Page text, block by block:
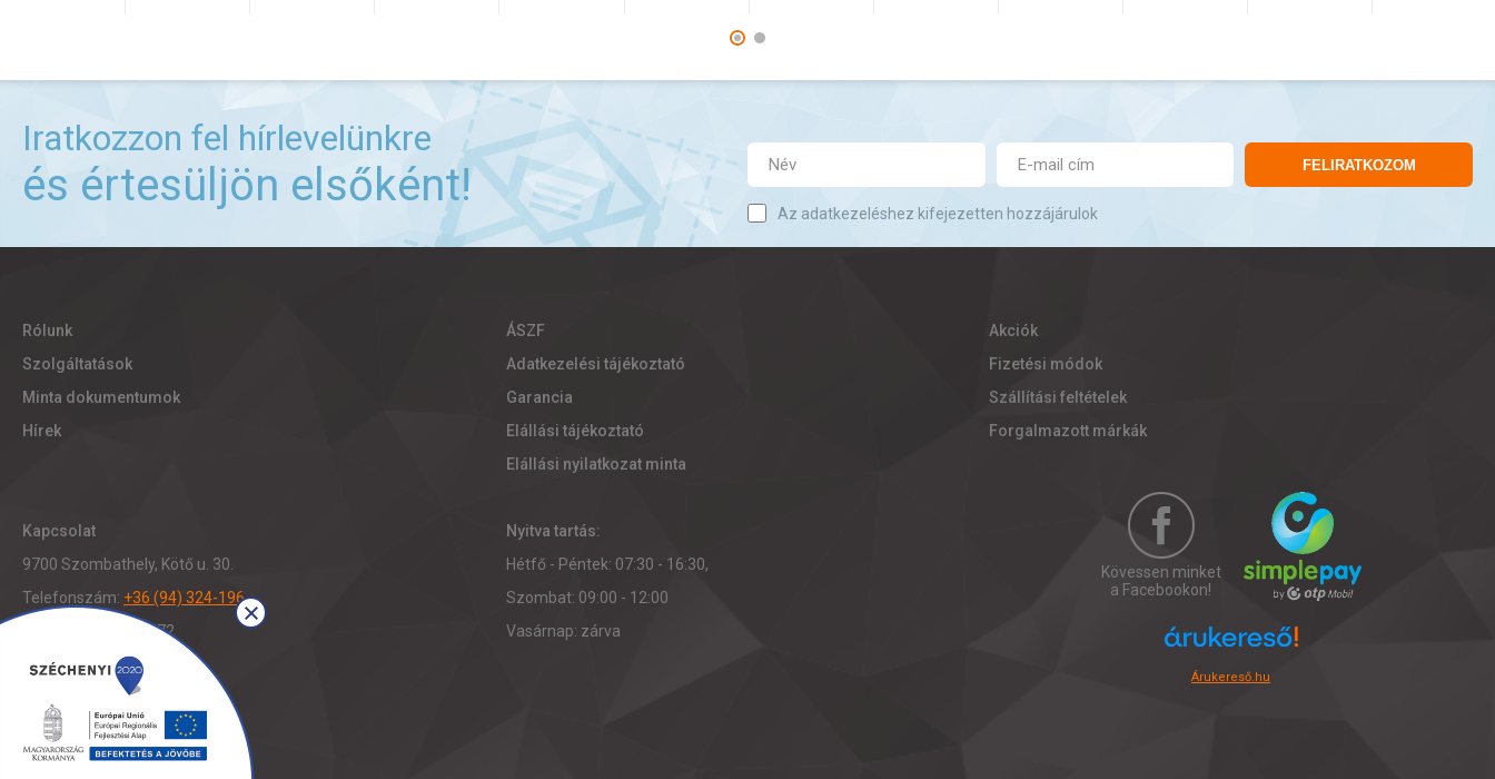
Iratkozzon fel hírlevelünkre
és értesüljön elsőként! FELIRATKOZOM
Az adatkezeléshez kifejezetten hozzájárulok
Rólunk
Szolgáltatások
Minta dokumentumok
Hírek
ÁSZF
Adatkezelési tájékoztató
Garancia
Elállási tájékoztató
Elállási nyilatkozat minta
Akciók
Fizetési módok
Szállítási feltételek
Forgalmazott márkák
Kapcsolat
9700 Szombathely, Kötő u. 30.
Telefonszám: +36 (94) 324-196
Fax: +36 (94) 321-472
Nyitva tartás:
Hétfő - Péntek: 07:30 - 16:30,
Szombat: 09:00 - 12:00
Vasárnap: zárva
Kövessen minket
a Facebookon!
Árukereső.hu